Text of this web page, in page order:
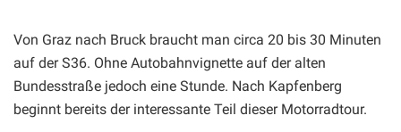
Von Graz nach Bruck braucht man circa 20 bis 30 Minuten
auf der S36. Ohne Autobahnvignette auf der alten
Bundesstraße jedoch eine Stunde. Nach Kapfenberg
beginnt bereits der interessante Teil dieser Motorradtour.